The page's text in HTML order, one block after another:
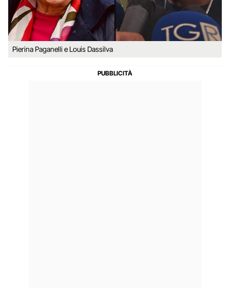
Pierina Paganelli e Louis Dassilva